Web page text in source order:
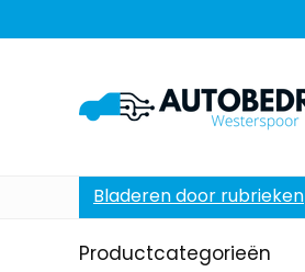
Bladeren door rubrieken
Productcategorieën